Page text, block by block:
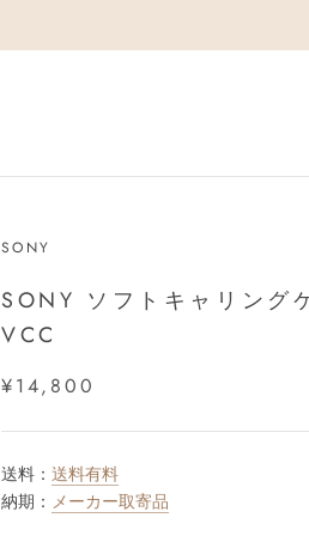
SONY
SONY ソフトキャリング
VCC
¥14,800
送料： 送料有料
納期： メーカー取寄品